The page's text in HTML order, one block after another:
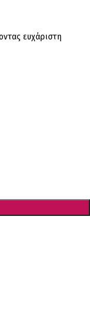
ευχάριστη